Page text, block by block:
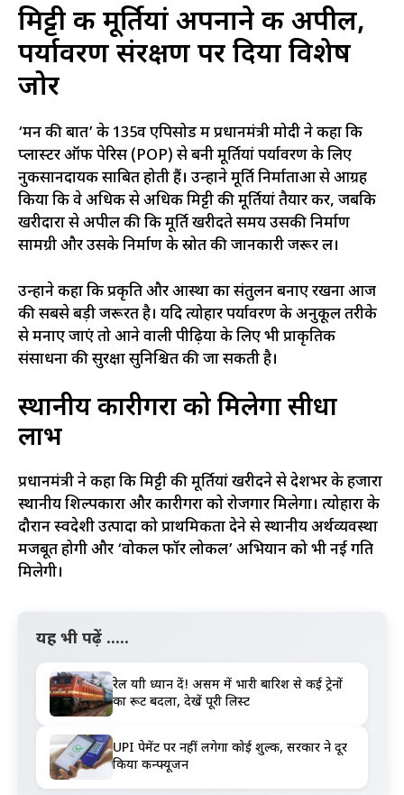
मिट्टी की मूर्तियां अपनाने की अपील,
पर्यावरण संरक्षण पर दिया विशेष
जोर
‘मन की बात’ के 135वें एपिसोड में प्रधानमंत्री मोदी ने कहा कि
प्लास्टर ऑफ पेरिस (POP) से बनी मूर्तियां पर्यावरण के लिए
नुकसानदायक साबित होती हैं। उन्होंने मूर्ति निर्माताओं से आग्रह
किया कि वे अधिक से अधिक मिट्टी की मूर्तियां तैयार करें, जबकि
खरीदारों से अपील की कि मूर्ति खरीदते समय उसकी निर्माण
सामग्री और उसके निर्माण के स्रोत की जानकारी जरूर लें।
उन्होंने कहा कि प्रकृति और आस्था का संतुलन बनाए रखना आज
की सबसे बड़ी जरूरत है। यदि त्योहार पर्यावरण के अनुकूल तरीके
से मनाए जाएं तो आने वाली पीढ़ियों के लिए भी प्राकृतिक
संसाधनों की सुरक्षा सुनिश्चित की जा सकती है।
स्थानीय कारीगरों को मिलेगा सीधा
लाभ
प्रधानमंत्री ने कहा कि मिट्टी की मूर्तियां खरीदने से देशभर के हजारों
स्थानीय शिल्पकारों और कारीगरों को रोजगार मिलेगा। त्योहारों के
दौरान स्वदेशी उत्पादों को प्राथमिकता देने से स्थानीय अर्थव्यवस्था
मजबूत होगी और ‘वोकल फॉर लोकल’ अभियान को भी नई गति
मिलेगी।
यह भी पढ़ें .....
रेल यात्री ध्यान दें! असम में भारी बारिश से कई ट्रेनों
का रूट बदला, देखें पूरी लिस्ट
UPI पेमेंट पर नहीं लगेगा कोई शुल्क, सरकार ने दूर
किया कन्फ्यूजन